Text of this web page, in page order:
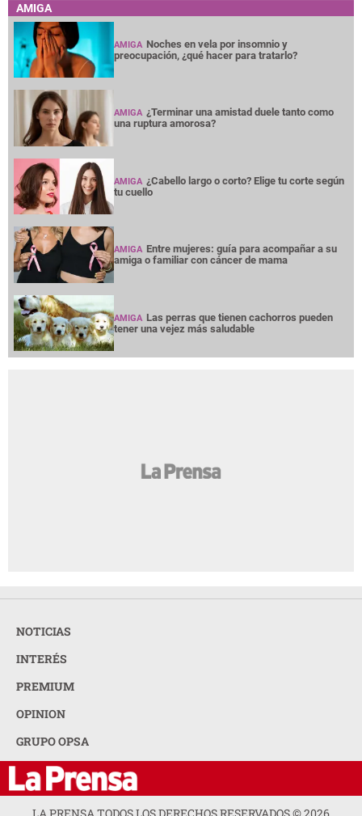
AMIGA
AMIGA Noches en vela por insomnio y
preocupación, ¿qué hacer para tratarlo?
AMIGA ¿Terminar una amistad duele tanto como
una ruptura amorosa?
AMIGA ¿Cabello largo o corto? Elige tu corte según
tu cuello
AMIGA Entre mujeres: guía para acompañar a su
amiga o familiar con cáncer de mama
AMIGA Las perras que tienen cachorros pueden
tener una vejez más saludable
NOTICIAS
INTERÉS
PREMIUM
OPINION
GRUPO OPSA
LA PRENSA TODOS LOS DERECHOS RESERVADOS ©2026